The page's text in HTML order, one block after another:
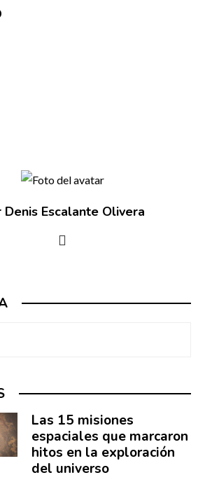
Denis Escalante Olivera
Las 15 misiones
espaciales que marcaron
hitos en la exploración
del universo